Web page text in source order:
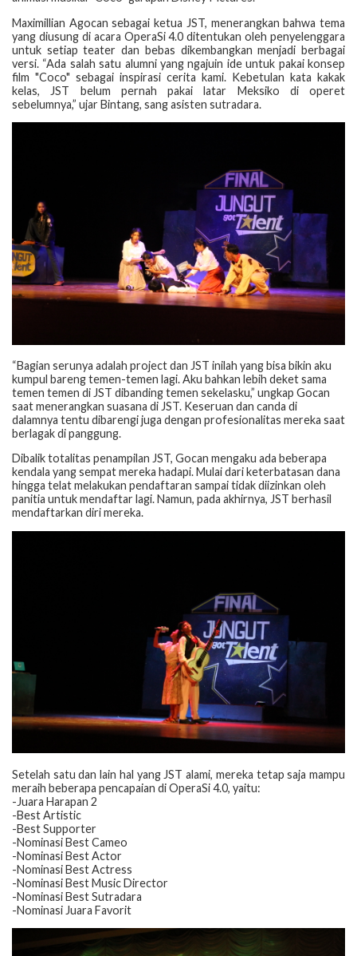
Maximillian Agocan sebagai ketua JST, menerangkan bahwa tema
yang diusung di acara OperaSi 4.0 ditentukan oleh penyelenggara
untuk setiap teater dan bebas dikembangkan menjadi berbagai
versi. “Ada salah satu alumni yang ngajuin ide untuk pakai konsep
film "Coco" sebagai inspirasi cerita kami. Kebetulan kata kakak
kelas, JST belum pernah pakai latar Meksiko di operet
sebelumnya,” ujar Bintang, sang asisten sutradara.
“Bagian serunya adalah project dan JST inilah yang bisa bikin aku
kumpul bareng temen-temen lagi. Aku bahkan lebih deket sama
temen temen di JST dibanding temen sekelasku,” ungkap Gocan
saat menerangkan suasana di JST. Keseruan dan canda di
dalamnya tentu dibarengi juga dengan profesionalitas mereka saat
berlagak di panggung.
Dibalik totalitas penampilan JST, Gocan mengaku ada beberapa
kendala yang sempat mereka hadapi. Mulai dari keterbatasan dana
hingga telat melakukan pendaftaran sampai tidak diizinkan oleh
panitia untuk mendaftar lagi. Namun, pada akhirnya, JST berhasil
mendaftarkan diri mereka.
Setelah satu dan lain hal yang JST alami, mereka tetap saja mampu
meraih beberapa pencapaian di OperaSi 4.0, yaitu:
-Juara Harapan 2
-Best Artistic
-Best Supporter
-Nominasi Best Cameo
-Nominasi Best Actor
-Nominasi Best Actress
-Nominasi Best Music Director
-Nominasi Best Sutradara
-Nominasi Juara Favorit